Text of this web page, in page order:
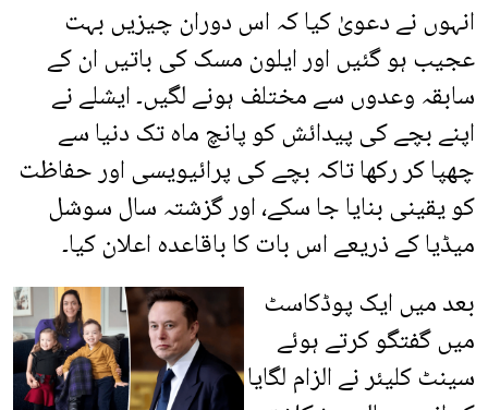
انہوں نے دعویٰ کیا کہ اس دوران چیزیں بہت
عجیب ہو گئیں اور ایلون مسک کی باتیں ان کے
سابقہ وعدوں سے مختلف ہونے لگیں۔ ایشلے نے
اپنے بچے کی پیدائش کو پانچ ماہ تک دنیا سے
چھپا کر رکھا تاکہ بچے کی پرائیویسی اور حفاظت
کو یقینی بنایا جا سکے، اور گزشتہ سال سوشل
میڈیا کے ذریعے اس بات کا باقاعدہ اعلان کیا۔
بعد میں ایک پوڈکاسٹ
میں گفتگو کرتے ہوئے
سینٹ کلیئر نے الزام لگایا